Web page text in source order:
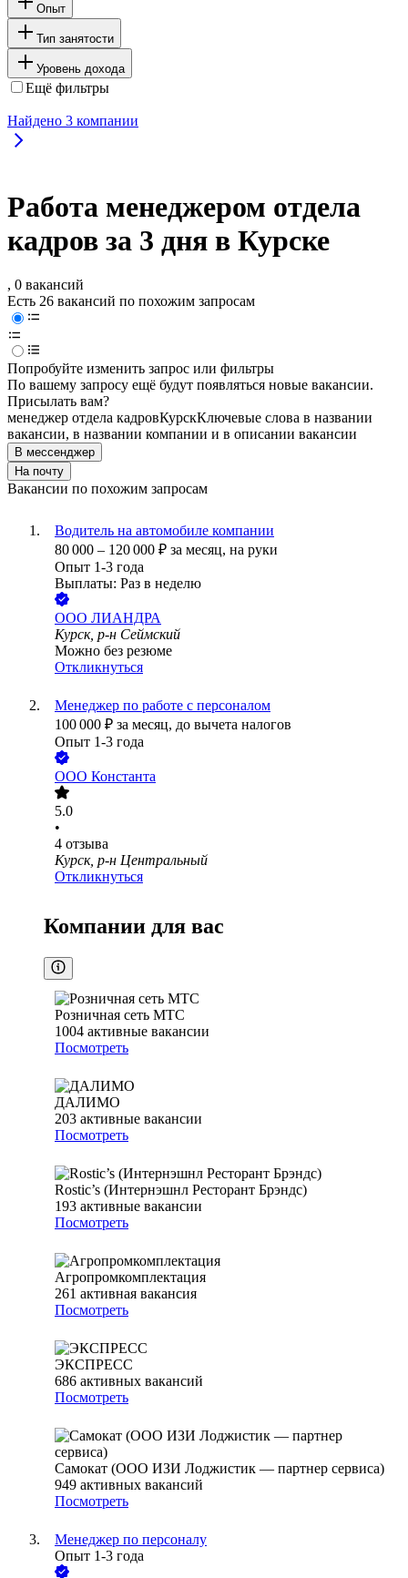
Опыт
Тип занятости
Уровень дохода
Ещё фильтры
Найдено 3 компании
Работа менеджером отдела
кадров за 3 дня в Курске
, 0 вакансий
Есть 26 вакансий по похожим запросам
Попробуйте изменить запрос или фильтры
По вашему запросу ещё будут появляться новые вакансии.
Присылать вам?
менеджер отдела кадровКурскКлючевые слова в названии
вакансии, в названии компании и в описании вакансии
В мессенджер
На почту
Вакансии по похожим запросам
Водитель на автомобиле компании
80 000 – 120 000 ₽ за месяц, на руки
Опыт 1-3 года
Выплаты: Раз в неделю
ООО ЛИАНДРА
Курск, р-н Сеймский
Можно без резюме
Откликнуться
Менеджер по работе с персоналом
100 000 ₽ за месяц, до вычета налогов
Опыт 1-3 года
ООО Константа
5.0
•
4 отзыва
Курск, р-н Центральный
Откликнуться
Компании для вас
Розничная сеть МТС
1004 активные вакансии
Посмотреть
ДАЛИМО
203 активные вакансии
Посмотреть
Rostic’s (Интернэшнл Ресторант Брэндс)
193 активные вакансии
Посмотреть
Агропромкомплектация
261 активная вакансия
Посмотреть
ЭКСПРЕСС
686 активных вакансий
Посмотреть
Самокат (ООО ИЗИ Лоджистик — партнер сервиса)
949 активных вакансий
Посмотреть
Менеджер по персоналу
Опыт 1-3 года